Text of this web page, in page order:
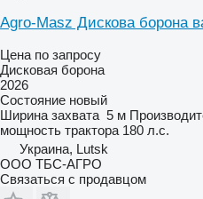
Agro-Masz Дискова борона
Цена по запросу
Дисковая борона
2026
Состояние новый
Ширина захвата 5 м
мощность трактора 180 л.с.
Украина, Lutsk
ООО ТБС-АГРО
Связаться с продавцом